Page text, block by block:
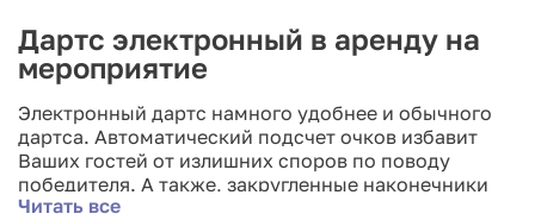
Дартс электронный в аренду на
мероприятие
Электронный дартс намного удобнее и обычного
дартса. Автоматический подсчет очков избавит
Ваших гостей от излишних споров по поводу
победителя. А также, закругленные наконечники
дротиков позволят не беспокоиться по поводу
Читать все